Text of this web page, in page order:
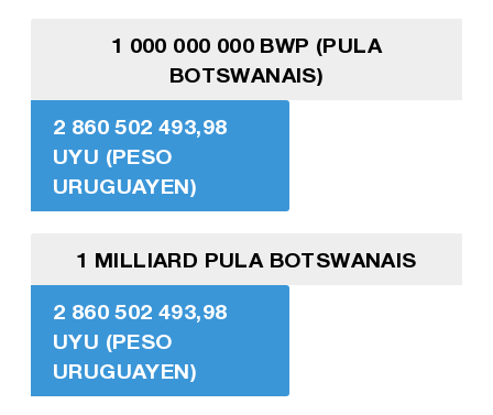
1 000 000 000 BWP (PULA
BOTSWANAIS)
2 860 502 493,98
UYU (PESO
URUGUAYEN)
1 MILLIARD PULA BOTSWANAIS
2 860 502 493,98
UYU (PESO
URUGUAYEN)